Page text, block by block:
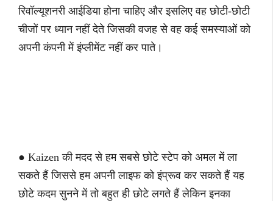
रिवॉल्यूशनरी आईडिया होना चाहिए और इसलिए वह छोटी-छोटी
चीजों पर ध्यान नहीं देते जिसकी वजह से वह कई समस्याओं को
अपनी कंपनी में इंप्लीमेंट नहीं कर पाते।
● Kaizen की मदद से हम सबसे छोटे स्टेप को अमल में ला
सकते हैं जिससे हम अपनी लाइफ को इंप्रूव कर सकते हैं यह
छोटे कदम सुनने में तो बहुत ही छोटे लगते हैं लेकिन इनका